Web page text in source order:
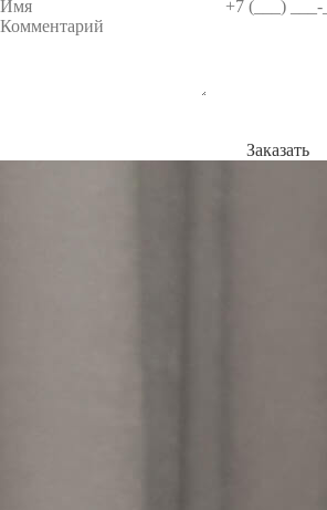
Заказать